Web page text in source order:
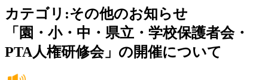
カテゴリ:その他のお知らせ
「園・小・中・県立・学校保護者会・
PTA人権研修会」の開催について